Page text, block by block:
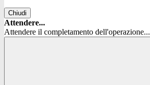
Chiudi
Attendere...
Attendere il completamento dell'operazione...